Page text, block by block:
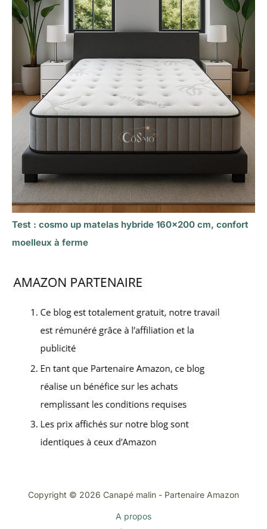
Test : cosmo up matelas hybride 160×200 cm, confort
moelleux à ferme
Copyright © 2026 Canapé malin - Partenaire Amazon
A propos